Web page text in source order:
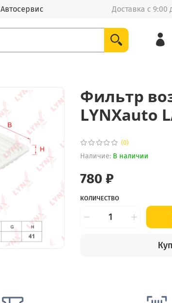
Автосервис Доставка с 9:00
(0)
Наличие: В наличии
Фильтр
LYNXauto
780 ₽
КОЛИЧЕСТВО